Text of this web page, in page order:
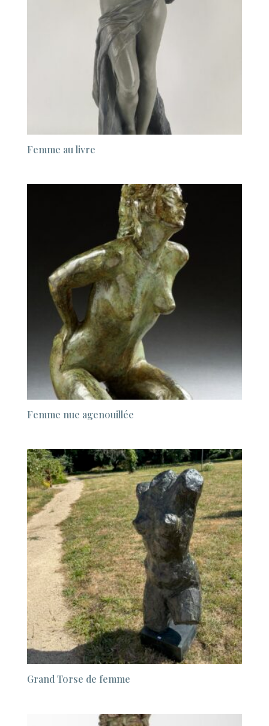
Femme au livre
Femme nue agenouillée
Grand Torse de femme